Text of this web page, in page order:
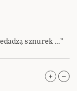
sznurek …”